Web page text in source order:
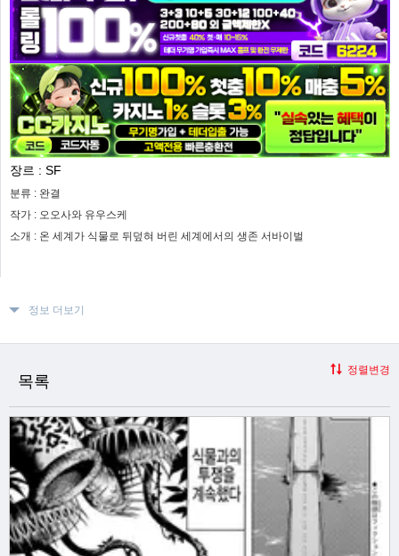
장르 : SF
분류 : 완결
작가 : 오오사와 유우스케
소개 : 온 세계가 식물로 뒤덮혀 버린 세계에서의 생존 서바이벌
정보 더보기
목록
정렬변경